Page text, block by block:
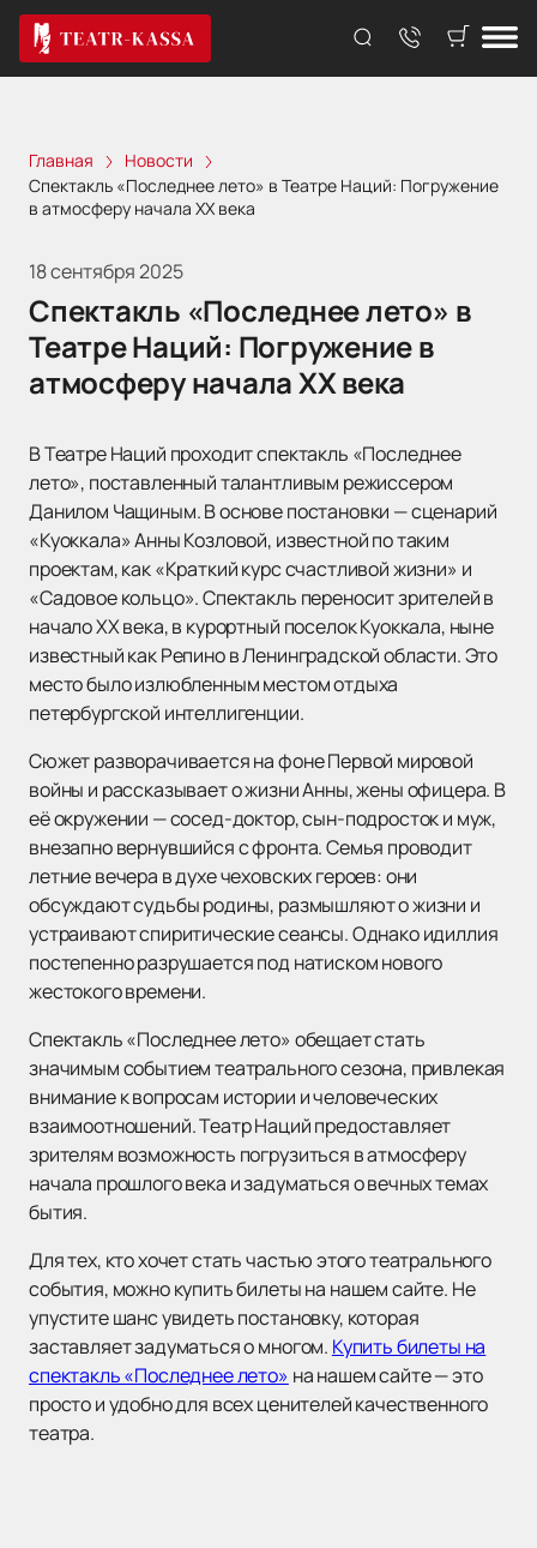
Главная
Новости
Спектакль «Последнее лето» в Театре Наций: Погружение
в атмосферу начала XX века
18 сентября 2025
Спектакль «Последнее лето» в
Театре Наций: Погружение в
атмосферу начала XX века
В Театре Наций проходит спектакль «Последнее
лето», поставленный талантливым режиссером
Данилом Чащиным. В основе постановки — сценарий
«Куоккала» Анны Козловой, известной по таким
проектам, как «Краткий курс счастливой жизни» и
«Садовое кольцо». Спектакль переносит зрителей в
начало XX века, в курортный поселок Куоккала, ныне
известный как Репино в Ленинградской области. Это
место было излюбленным местом отдыха
петербургской интеллигенции.
Сюжет разворачивается на фоне Первой мировой
войны и рассказывает о жизни Анны, жены офицера. В
её окружении — сосед-доктор, сын-подросток и муж,
внезапно вернувшийся с фронта. Семья проводит
летние вечера в духе чеховских героев: они
обсуждают судьбы родины, размышляют о жизни и
устраивают спиритические сеансы. Однако идиллия
постепенно разрушается под натиском нового
жестокого времени.
Спектакль «Последнее лето» обещает стать
значимым событием театрального сезона, привлекая
внимание к вопросам истории и человеческих
взаимоотношений. Театр Наций предоставляет
зрителям возможность погрузиться в атмосферу
начала прошлого века и задуматься о вечных темах
бытия.
Для тех, кто хочет стать частью этого театрального
события, можно купить билеты на нашем сайте. Не
упустите шанс увидеть постановку, которая
заставляет задуматься о многом. Купить билеты на
спектакль «Последнее лето» на нашем сайте — это
просто и удобно для всех ценителей качественного
театра.